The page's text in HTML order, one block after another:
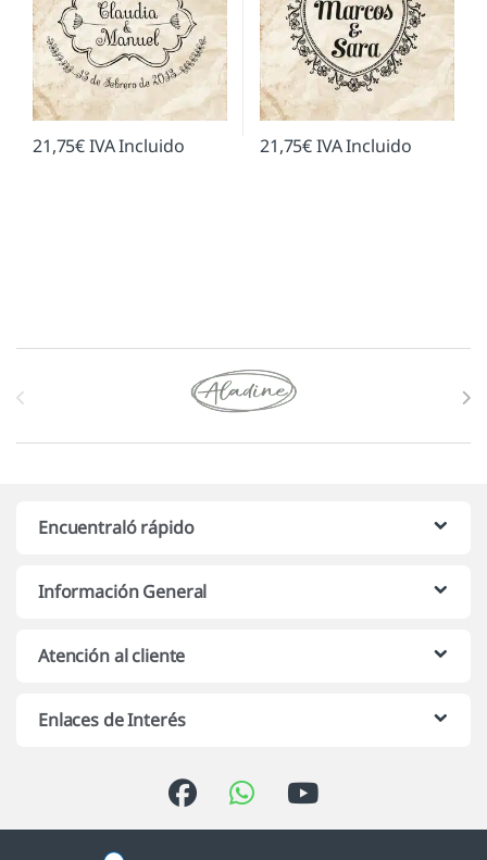
21,75€IVA Incluido 21,75€IVA Incluido
Marcas De Carrusel
Encuentraló rápido
Información General
Atención al cliente
Enlaces de Interés